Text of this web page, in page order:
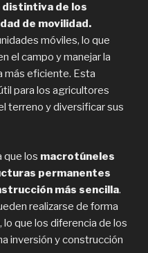
de los
de movilidad.
móviles, lo que
el campo y manejar la
más eficiente. Esta
para los agricultores
terreno y diversificar sus
que los macrotúneles
permanentes
más sencilla.
realizarse de forma
que los diferencia de los
inversión y construcción